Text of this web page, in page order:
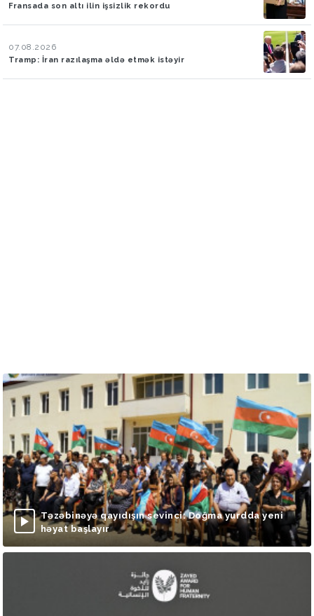
Fransada son altı ilin işsizlik rekordu
07.08.2026
Tramp: İran razılaşma əldə etmək istəyir
Təzəbinəyə qayıdışın sevinci: Doğma yurdda yeni
həyat başlayır